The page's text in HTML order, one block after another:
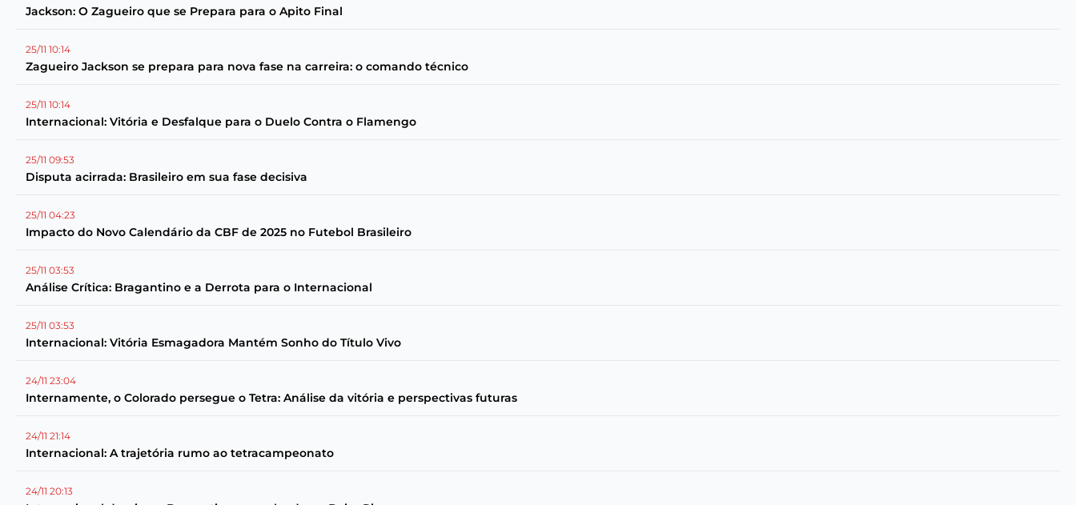
Jackson: O Zagueiro que se Prepara para o Apito Final
25/11 10:14
Zagueiro Jackson se prepara para nova fase na carreira: o comando técnico
25/11 10:14
Internacional: Vitória e Desfalque para o Duelo Contra o Flamengo
25/11 09:53
Disputa acirrada: Brasileiro em sua fase decisiva
25/11 04:23
Impacto do Novo Calendário da CBF de 2025 no Futebol Brasileiro
25/11 03:53
Análise Crítica: Bragantino e a Derrota para o Internacional
25/11 03:53
Internacional: Vitória Esmagadora Mantém Sonho do Título Vivo
24/11 23:04
Internamente, o Colorado persegue o Tetra: Análise da vitória e perspectivas futuras
24/11 21:14
Internacional: A trajetória rumo ao tetracampeonato
24/11 20:13